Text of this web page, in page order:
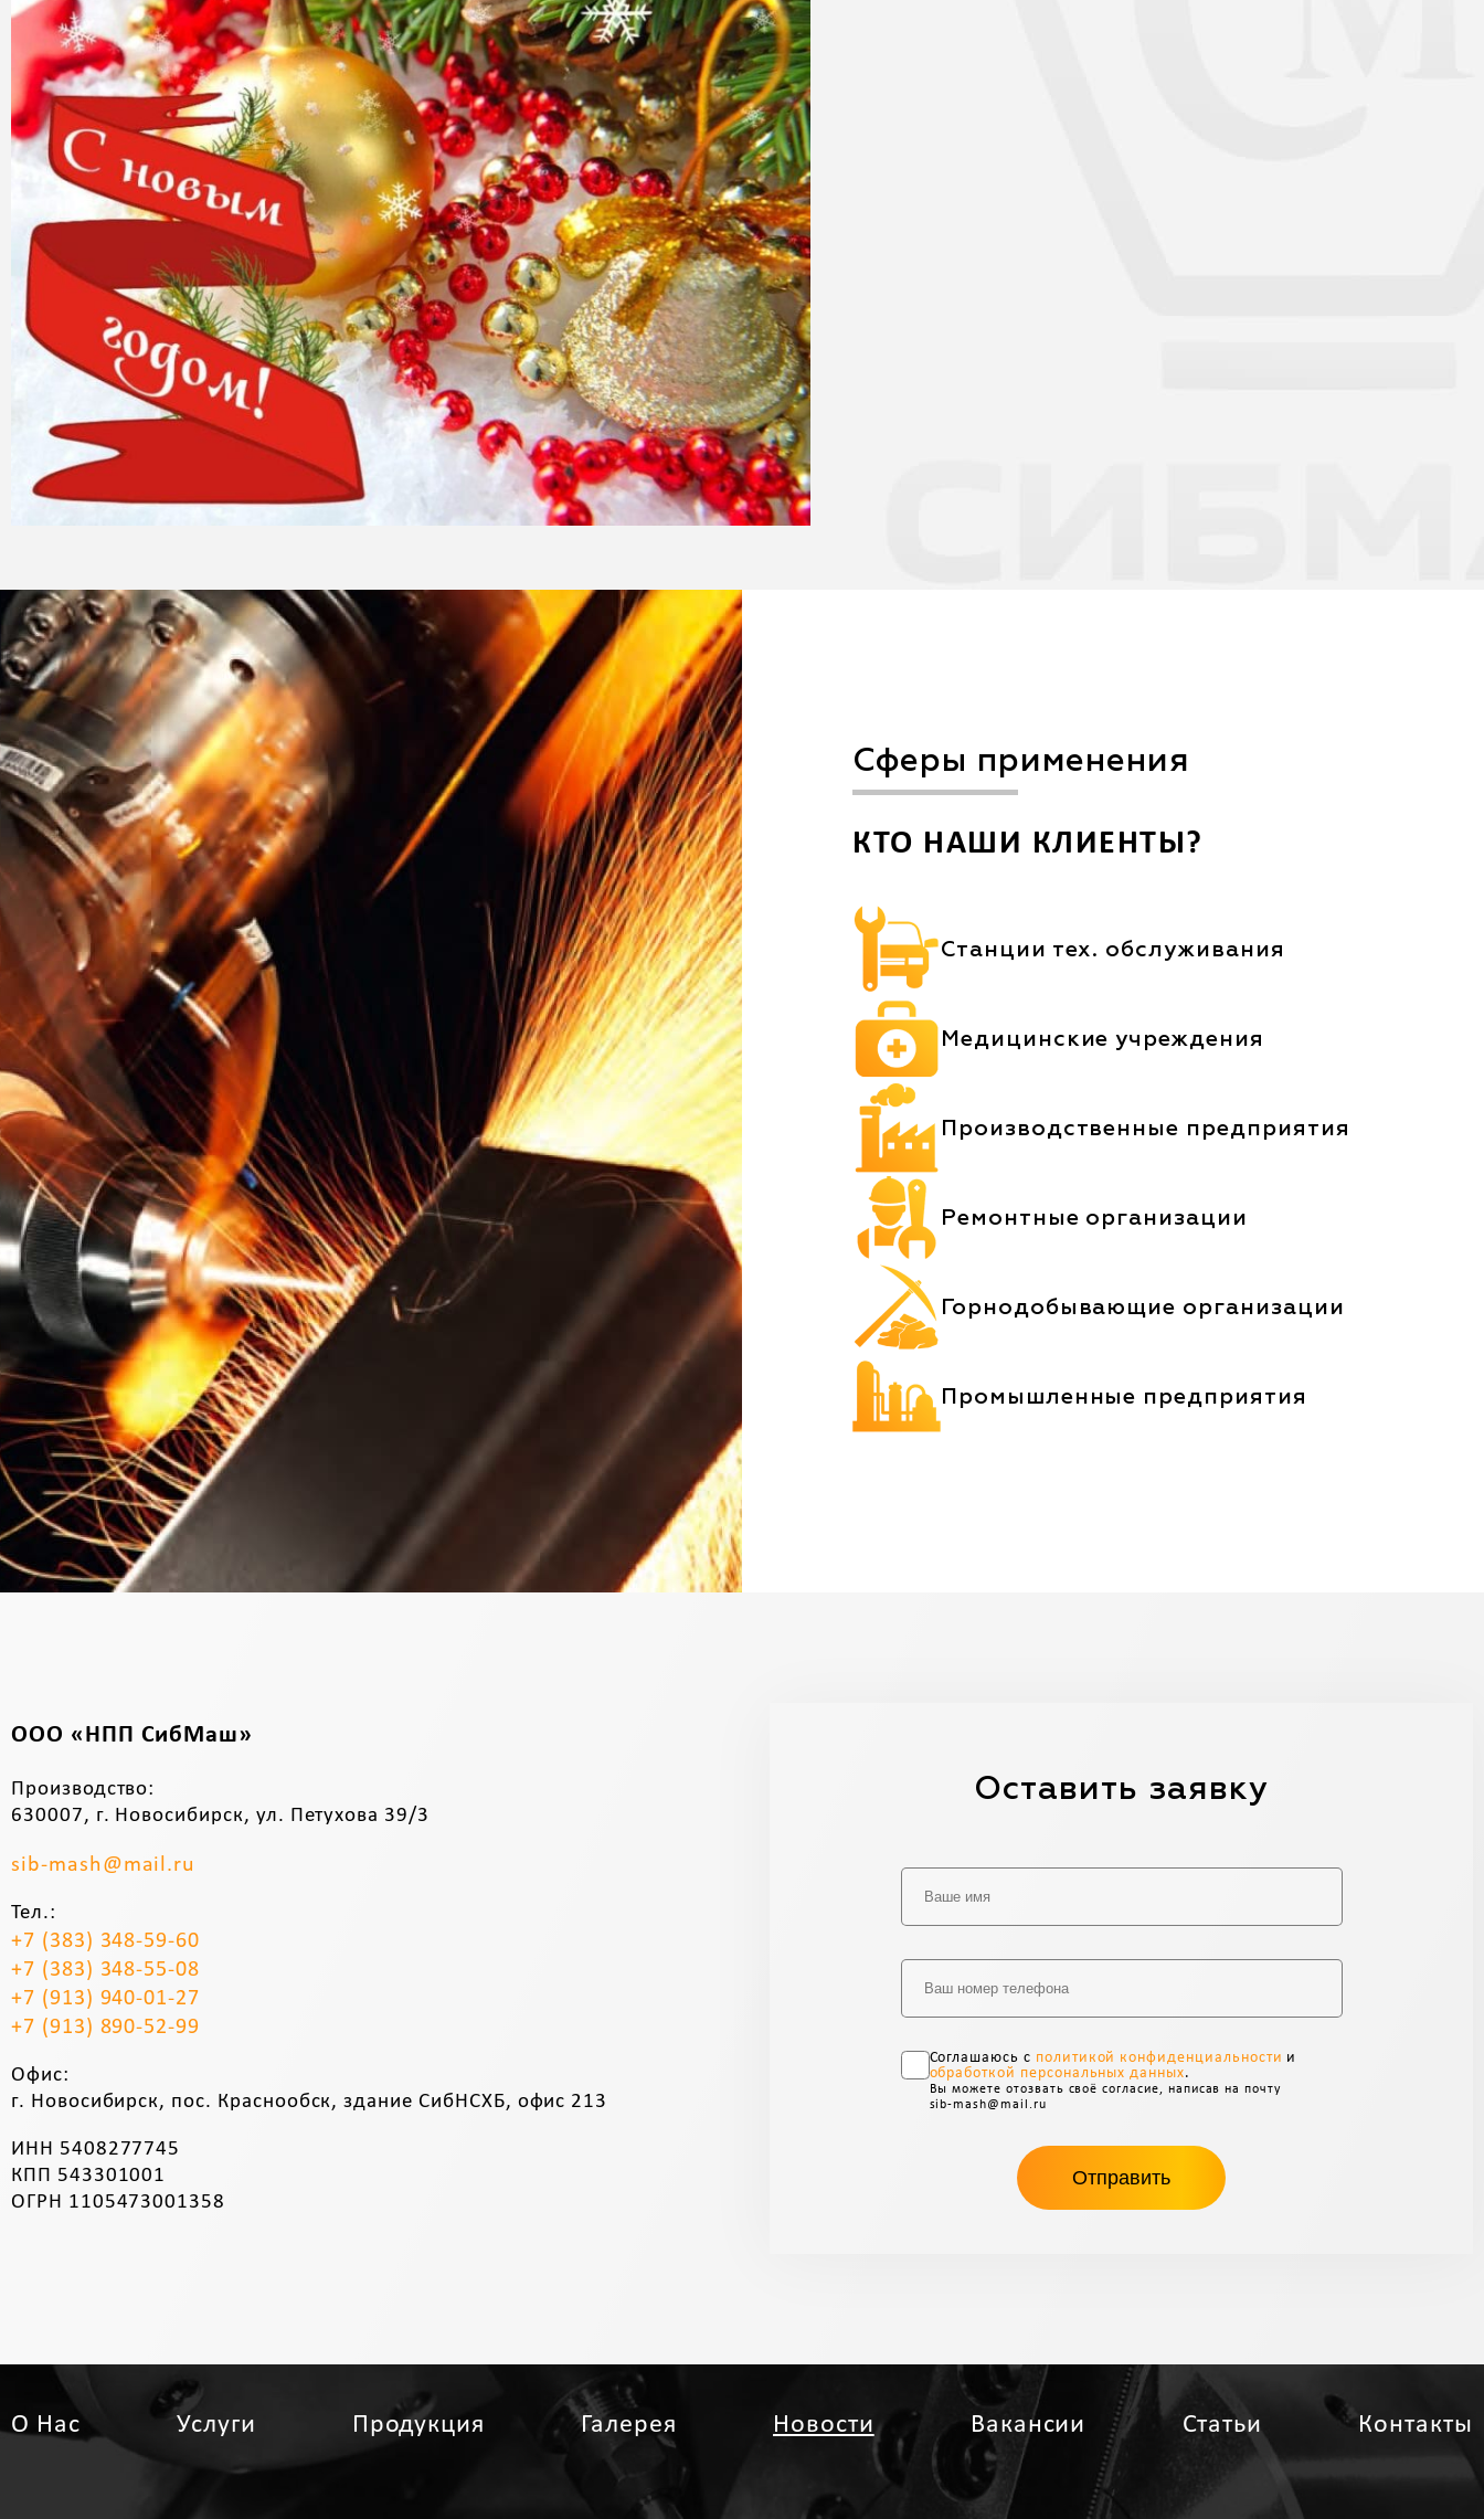
Сферы применения
КТО НАШИ КЛИЕНТЫ?
Станции тех. обслуживания
Медицинские учреждения
Производственные предприятия
Ремонтные организации
Горнодобывающие организации
Промышленные предприятия
ООО «НПП СибМаш»
Производство:
630007, г. Новосибирск, ул. Петухова 39/3
sib-mash@mail.ru
Тел.:
+7 (383) 348-59-60
+7 (383) 348-55-08
+7 (913) 940-01-27
+7 (913) 890-52-99
Офис:
г. Новосибирск, пос. Краснообск, здание СибНСХБ, офис 213
ИНН 5408277745
КПП 543301001
ОГРН 1105473001358
Оставить заявку
Соглашаюсь с политикой конфиденциальности и
обработкой персональных данных.
Вы можете отозвать своё согласие, написав на почту
sib-mash@mail.ru
О Нас Услуги Продукция Галерея Новости Вакансии Статьи Контакты